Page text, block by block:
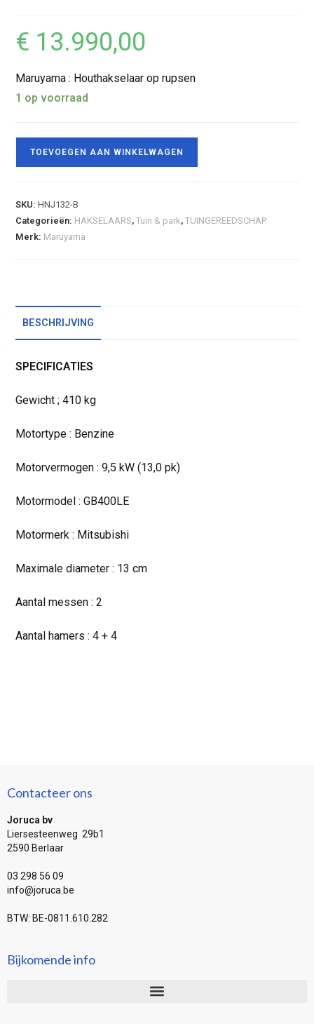
€ 13.990,00
Maruyama : Houthakselaar op rupsen
1 op voorraad
TOEVOEGEN AAN WINKELWAGEN
SKU:HNJ132-B
Categorieën: HAKSELAARS,Tuin & park,TUINGEREEDSCHAP
Merk: Maruyama
BESCHRIJVING
SPECIFICATIES
Gewicht ; 410 kg
Motortype : Benzine
Motorvermogen : 9,5 kW (13,0 pk)
Motormodel : GB400LE
Motormerk : Mitsubishi
Maximale diameter : 13 cm
Aantal messen : 2
Aantal hamers : 4 + 4
Contacteer ons
Joruca bv
Liersesteenweg 29b1
2590 Berlaar
03 298 56 09
info@joruca.be
BTW: BE-0811.610.282
Bijkomende info